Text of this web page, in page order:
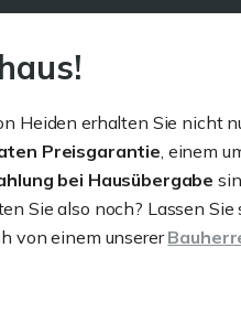
Heiden erhalten Sie nicht
Preisgarantie, einem
bei Hausübergabe
Sie also noch? Lassen
von einem unserer